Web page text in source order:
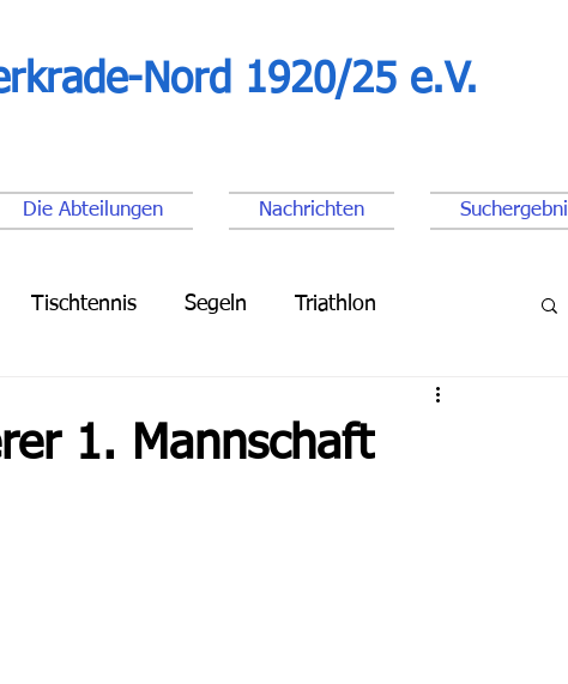
Nord 1920/25 e.V.
Die Abteilungen Nachrichten
Tischtennis Segeln Triathlon
1. Mannschaft